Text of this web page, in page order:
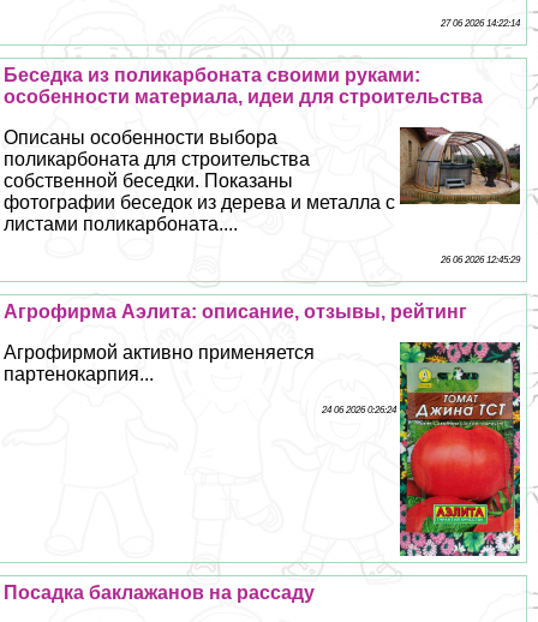
27 06 2026 14:22:14
Беседка из поликарбоната своими руками:
особенности материала, идеи для строительства
Описаны особенности выбора
поликарбоната для строительства
собственной беседки. Показаны
фотографии беседок из дерева и металла с
листами поликарбоната....
26 06 2026 12:45:29
Агрофирма Аэлита: описание, отзывы, рейтинг
Агрофирмой активно применяется
партенокарпия...
24 06 2026 0:26:24
Посадка баклажанов на рассаду